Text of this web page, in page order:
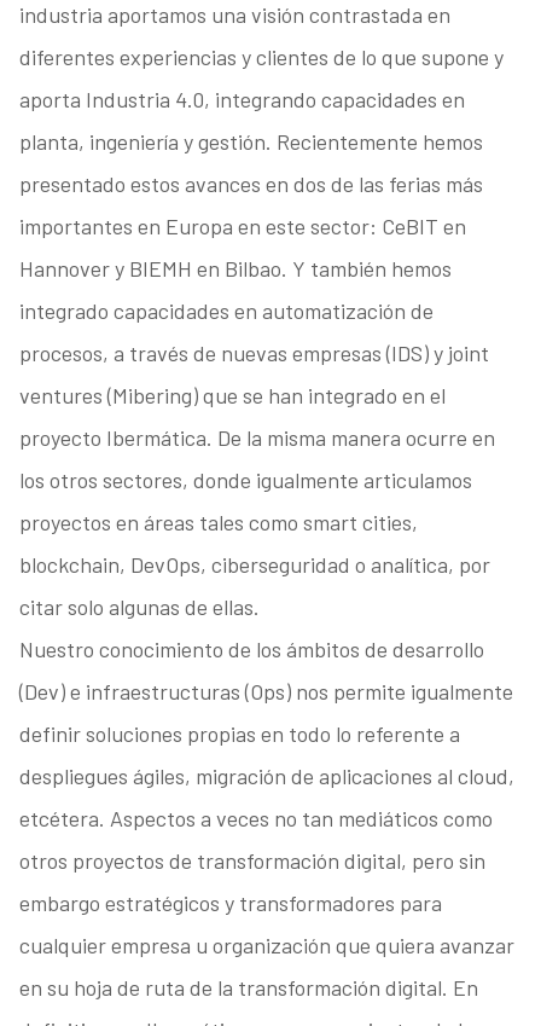
industria aportamos una visión contrastada en
diferentes experiencias y clientes de lo que supone y
aporta Industria 4.0, integrando capacidades en
planta, ingeniería y gestión. Recientemente hemos
presentado estos avances en dos de las ferias más
importantes en Europa en este sector: CeBIT en
Hannover y BIEMH en Bilbao. Y también hemos
integrado capacidades en automatización de
procesos, a través de nuevas empresas (IDS) y joint
ventures (Mibering) que se han integrado en el
proyecto Ibermática. De la misma manera ocurre en
los otros sectores, donde igualmente articulamos
proyectos en áreas tales como smart cities,
blockchain, DevOps, ciberseguridad o analítica, por
citar solo algunas de ellas.
Nuestro conocimiento de los ámbitos de desarrollo
(Dev) e infraestructuras (Ops) nos permite igualmente
definir soluciones propias en todo lo referente a
despliegues ágiles, migración de aplicaciones al cloud,
etcétera. Aspectos a veces no tan mediáticos como
otros proyectos de transformación digital, pero sin
embargo estratégicos y transformadores para
cualquier empresa u organización que quiera avanzar
en su hoja de ruta de la transformación digital. En